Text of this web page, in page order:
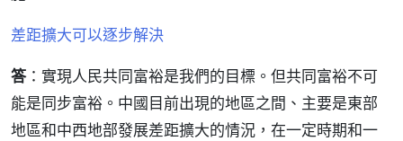
差距擴大可以逐步解決
答：實現人民共同富裕是我們的目標。但共同富裕不可
能是同步富裕。中國目前出現的地區之間、主要是東部
地區和中西地部發展差距擴大的情況，在一定時期和一